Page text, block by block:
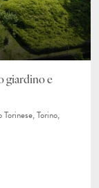
giardino e
Torino,